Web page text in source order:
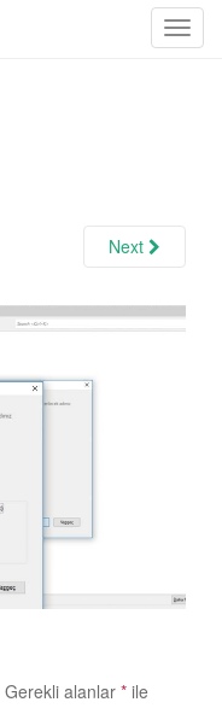
T
g
a
Next
Gerekli alanlar * ile